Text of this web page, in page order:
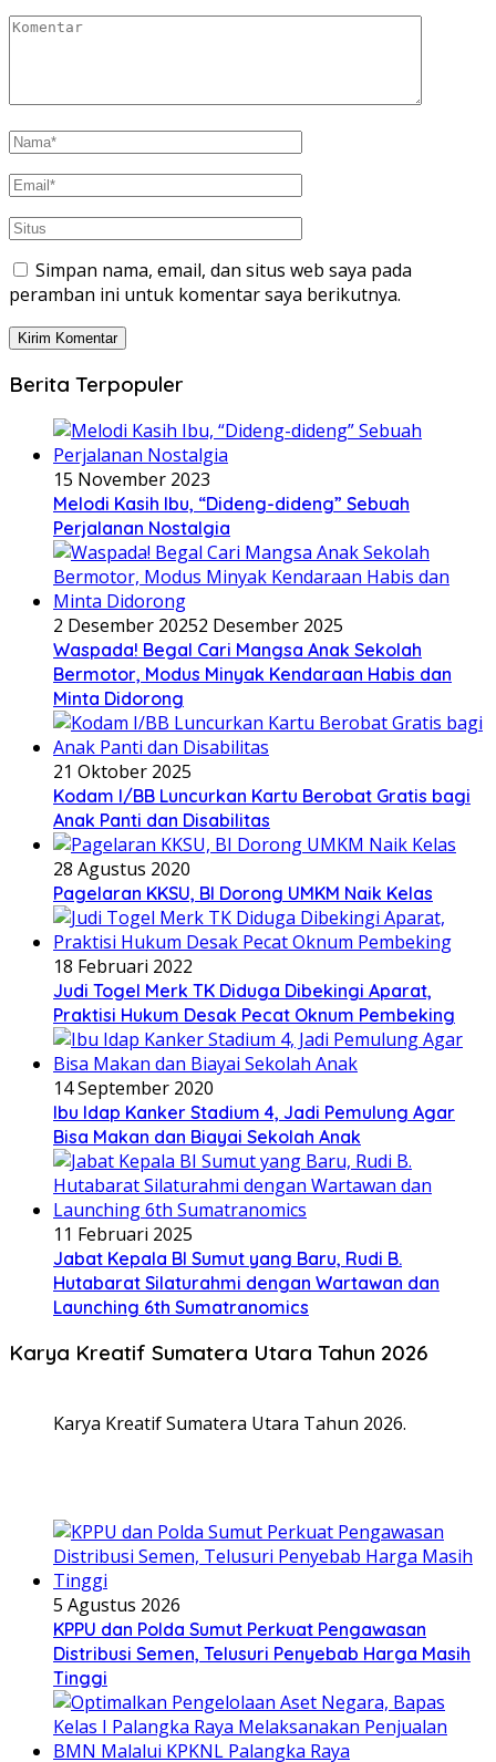
Simpan nama, email, dan situs web saya pada
peramban ini untuk komentar saya berikutnya.
Berita Terpopuler
15 November 2023
Melodi Kasih Ibu, “Dideng-dideng” Sebuah
Perjalanan Nostalgia
2 Desember 20252 Desember 2025
Waspada! Begal Cari Mangsa Anak Sekolah
Bermotor, Modus Minyak Kendaraan Habis dan
Minta Didorong
21 Oktober 2025
Kodam I/BB Luncurkan Kartu Berobat Gratis bagi
Anak Panti dan Disabilitas
28 Agustus 2020
Pagelaran KKSU, BI Dorong UMKM Naik Kelas
18 Februari 2022
Judi Togel Merk TK Diduga Dibekingi Aparat,
Praktisi Hukum Desak Pecat Oknum Pembeking
14 September 2020
Ibu Idap Kanker Stadium 4, Jadi Pemulung Agar
Bisa Makan dan Biayai Sekolah Anak
11 Februari 2025
Jabat Kepala BI Sumut yang Baru, Rudi B.
Hutabarat Silaturahmi dengan Wartawan dan
Launching 6th Sumatranomics
Karya Kreatif Sumatera Utara Tahun 2026
Karya Kreatif Sumatera Utara Tahun 2026.
5 Agustus 2026
KPPU dan Polda Sumut Perkuat Pengawasan
Distribusi Semen, Telusuri Penyebab Harga Masih
Tinggi